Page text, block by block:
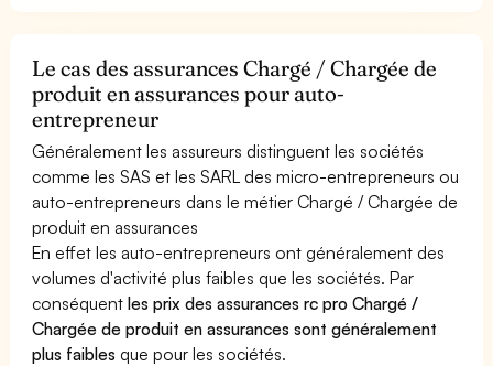
Le cas des assurances Chargé / Chargée de
produit en assurances pour auto-
entrepreneur
Généralement les assureurs distinguent les sociétés
comme les SAS et les SARL des micro-entrepreneurs ou
auto-entrepreneurs dans le métier Chargé / Chargée de
produit en assurances
En effet les auto-entrepreneurs ont généralement des
volumes d'activité plus faibles que les sociétés. Par
conséquentles prix des assurances rc pro Chargé /
Chargée de produit en assurances sont généralement
plus faibles que pour les sociétés.